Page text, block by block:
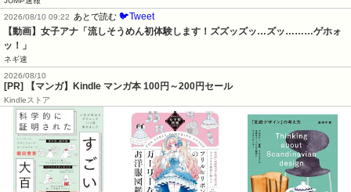
2026/08/10 09:22
あとで読む 🐦Tweet
【動画】女子アナ「流しそうめん初体験します！ズズッズッ…ズッ………ゲホォ
ッ！」
ネギ速
2026/08/10
[PR] 【マンガ】Kindle マンガ本 100円～200円セール
Kindleストア